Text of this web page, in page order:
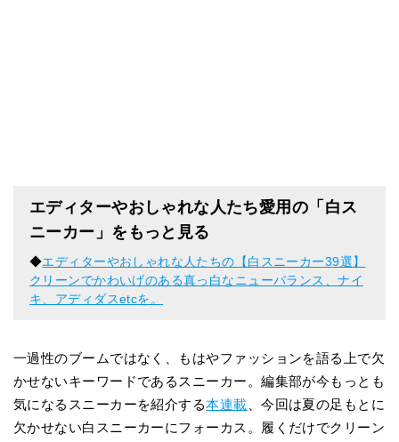
エディターやおしゃれな人たち愛用の「白ス
ニーカー」をもっと見る
◆エディターやおしゃれな人たちの【白スニーカー39選】
クリーンでかわいげのある真っ白なニューバランス、ナイ
キ、アディダスetcを。
一過性のブームではなく、もはやファッションを語る上で欠
かせないキーワードであるスニーカー。編集部が今もっとも
気になるスニーカーを紹介する本連載 、今回は夏の足もとに
欠かせない白スニーカーにフォーカス。履くだけでクリーン